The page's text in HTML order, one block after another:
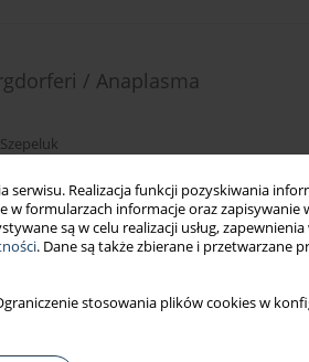
Realizacja funkcji pozyskiwania
formularzach informacje oraz zapisywanie
są w celu realizacji usług,
. Dane są także zbierane i przetwarzane
stosowania plików cookies w
/ Anaplasma